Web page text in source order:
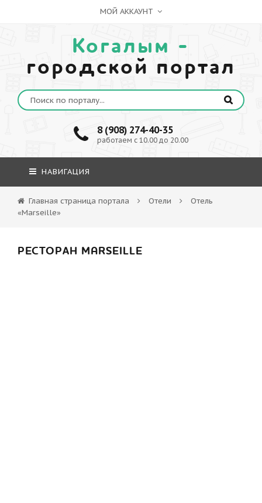
МОЙ АККАУНТ
Когалым -
городской портал
8 (908) 274-40-35
работаем с 10.00 до 20.00
НАВИГАЦИЯ
Главная страница портала Отели
Отель
«Marseille»
РЕСТОРАН MARSEILLE